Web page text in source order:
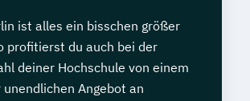
ist alles ein bisschen größer
profitierst du auch bei der
deiner Hochschule von einem
unendlichen Angebot an